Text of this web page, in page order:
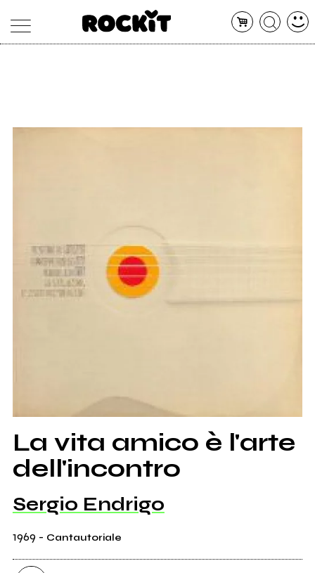
CONCERTI
La vita amico è l'arte
dell'incontro
Sergio Endrigo
1969 - Cantautoriale